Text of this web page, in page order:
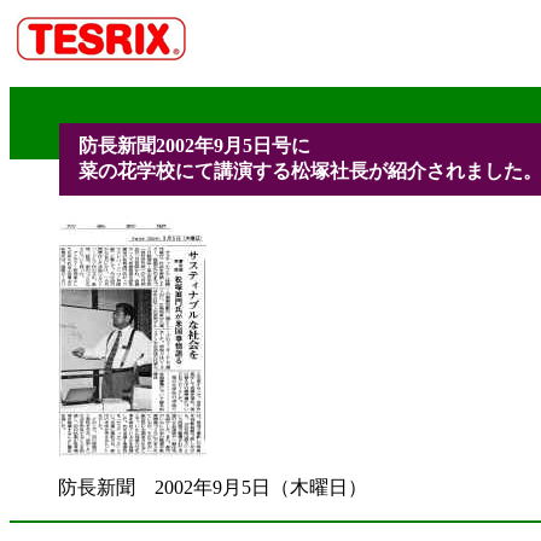
防長新聞2002年9月5日号に
菜の花学校にて講演する松塚社長が紹介されました。
防長新聞 2002年9月5日（木曜日）